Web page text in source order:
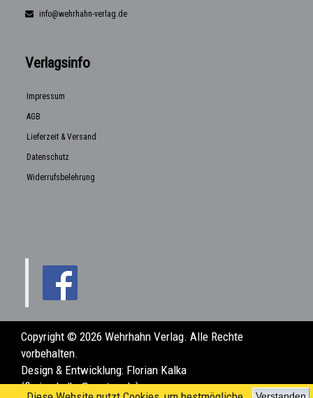
info@wehrhahn-verlag.de
Verlagsinfo
Impressum
AGB
Lieferzeit & Versand
Datenschutz
Widerrufsbelehrung
Copyright © 2026 Wehrhahn Verlag. Alle Rechte
vorbehalten.
Design & Entwicklung: Florian Kalka
(florian.kalka@posteo.de)